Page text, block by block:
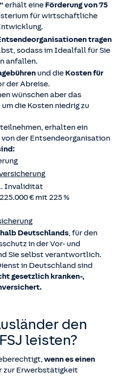
erhält eine Förderung von 75
für wirtschaftliche
tragen
sodass im Idealfall für Sie
anfallen.
und die Kosten für
der Abreise.
wünschen aber das
um die Kosten niedrig zu
erhalten ein
von der Entsendeorganisation
Invalidität
€ mit 225 %
Deutschlands, für den
in der Vor- und
Sie selbst verantwortlich.
in Deutschland sind
gesetzlich kranken-,
den
leisten?
wenn es einen
zur Erwerbstätigkeit